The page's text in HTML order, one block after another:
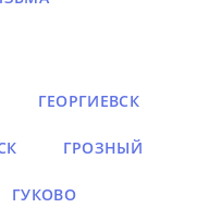
ГЕОРГИЕВСК
ГРОЗНЫЙ
ГУКОВО